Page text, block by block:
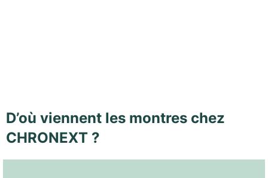
D’où viennent les montres chez
CHRONEXT ?